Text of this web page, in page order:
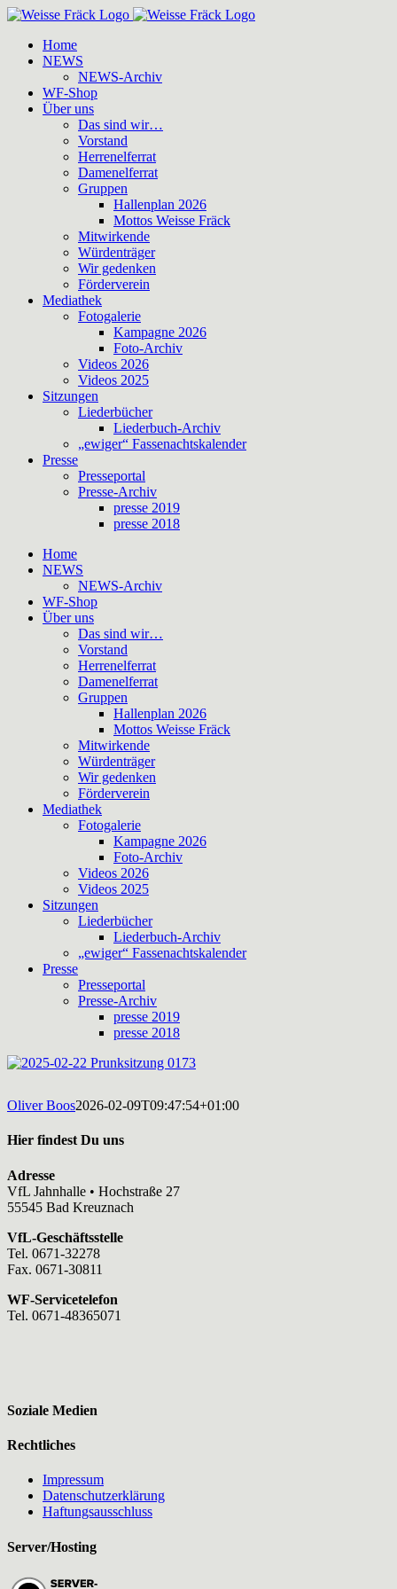
Zum
springenHome
NEWS
NEWS-Archiv
WF-Shop
Über uns
Das sind wir…
Vorstand
Herrenelferrat
Damenelferrat
Gruppen
Hallenplan 2026
Mottos Weisse Fräck
Mitwirkende
Würdenträger
Wir gedenken
Förderverein
Mediathek
Fotogalerie
Kampagne 2026
Foto-Archiv
Videos 2026
Videos 2025
Sitzungen
Liederbücher
Liederbuch-Archiv
„ewiger“ Fassenachtskalender
Presse
Presseportal
Presse-Archiv
presse 2019
presse 2018
Home
NEWS
NEWS-Archiv
WF-Shop
Über uns
Das sind wir…
Vorstand
Herrenelferrat
Damenelferrat
Gruppen
Hallenplan 2026
Mottos Weisse Fräck
Mitwirkende
Würdenträger
Wir gedenken
Förderverein
Mediathek
Fotogalerie
Kampagne 2026
Foto-Archiv
Videos 2026
Videos 2025
Sitzungen
Liederbücher
Liederbuch-Archiv
„ewiger“ Fassenachtskalender
Presse
Presseportal
Presse-Archiv
presse 2019
presse 2018
Oliver Boos2026-02-09T09:47:54+01:00
Hier findest Du uns
Adresse
VfL Jahnhalle • Hochstraße 27
55545 Bad Kreuznach
VfL-Geschäftsstelle
Tel. 0671-32278
Fax. 0671-30811
WF-Servicetelefon
Tel. 0671-48365071
Soziale Medien
Rechtliches
Impressum
Datenschutzerklärung
Haftungsausschluss
Server/Hosting